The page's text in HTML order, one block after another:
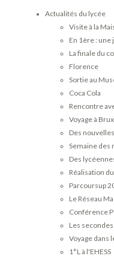
Actualités du lycée
Visite à la
En 1ère :
La finale du
Florence
Sortie au
Coca Cola
Rencontre
Voyage à
Des
Semaine des
Des
Réalisation
Parcoursup
Le Réseau
Conférence
Les
Voyage dans
1°L à l'EHESS